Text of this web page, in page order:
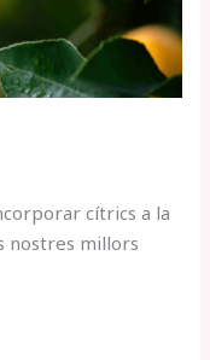
cítrics a la
nostres millors